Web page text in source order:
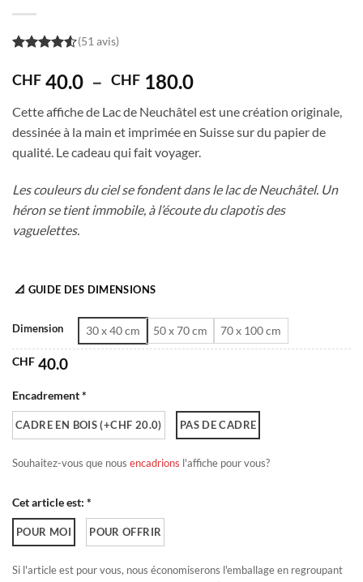
5
(51 avis)
CHF 40.0 – CHF 180.0Plage
prix :
CHF 40.0
à
Cette affiche de Lac de Neuchâtel est une création originale,
dessinée à la main et imprimée en Suisse sur du papier de
qualité. Le cadeau qui fait voyager.
Les couleurs du ciel se fondent dans le lac de Neuchâtel. Un
héron se tient immobile, à l’écoute du clapotis des
vaguelettes.
📐 GUIDE DES DIMENSIONS
Dimension 30 x 40 cm 50 x 70 cm 70 x 100 cm
CHF 40.0
Encadrement *
CADRE EN BOIS (+CHF 20.0) PAS DE CADRE
Souhaitez-vous que nous encadrions l'affiche pour vous?
Cet article est: *
POUR MOI POUR OFFRIR
Si l'article est pour vous, nous économiserons l'emballage en regroupant